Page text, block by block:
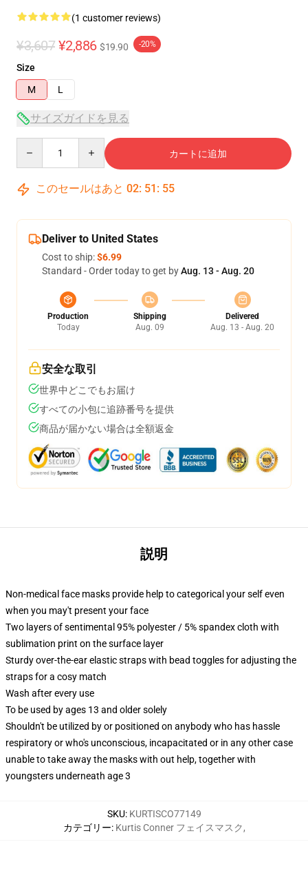
(1 customer reviews)
¥3,607 ¥2,886 $19.90 -20%
Size
M
L
サイズガイドを見る
カートに追加
このセールはあと 02: 51 : 54
Deliver to United States
Cost to ship:$6.99
Standard - Order today to get byAug. 13 - Aug. 20
Production
Today
Shipping
Aug. 09
Delivered
Aug. 13 - Aug. 20
安全な取引
世界中どこでもお届け
すべての小包に追跡番号を提供
商品が届かない場合は全額返金
説明
Non-medical face masks provide help to categorical your self even
when you may't present your face
Two layers of sentimental 95% polyester / 5% spandex cloth with
sublimation print on the surface layer
Sturdy over-the-ear elastic straps with bead toggles for adjusting the
straps for a cosy match
Wash after every use
To be used by ages 13 and older solely
Shouldn't be utilized by or positioned on anybody who has hassle
respiratory or who's unconscious, incapacitated or in any other case
unable to take away the masks with out help, together with
youngsters underneath age 3
SKU: KURTISCO77149
カテゴリー: Kurtis Conner フェイスマスク,